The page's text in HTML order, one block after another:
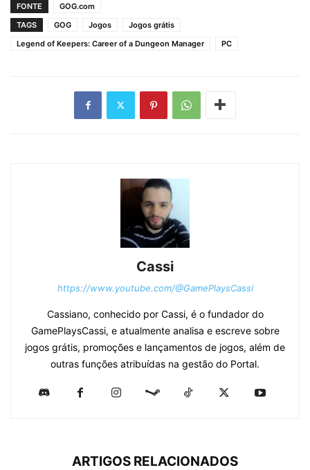
FONTE
GOG.com
TAGS
GOG Jogos
Jogos grátis
Legend of Keepers: Career of a Dungeon Manager
PC
Cassi
https://www.youtube.com/@GamePlaysCassi
Cassiano, conhecido por Cassi, é o fundador do
GamePlaysCassi, e atualmente analisa e escreve sobre
jogos grátis, promoções e lançamentos de jogos, além de
outras funções atribuídas na gestão do Portal.
ARTIGOS RELACIONADOS